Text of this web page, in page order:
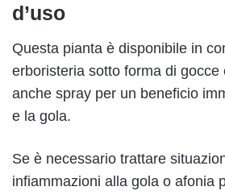
d’uso
Questa pianta è disponibile in
erboristeria sotto forma di gocce
anche spray per un beneficio
e la gola.
Se è necessario trattare
infiammazioni alla gola o afonia